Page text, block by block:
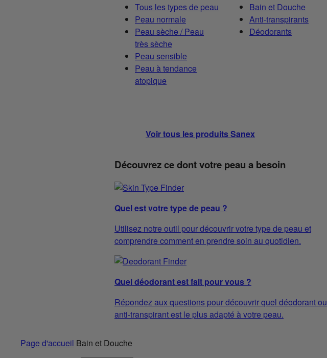
Tous les types de peau
Peau normale
Peau sèche / Peau
très sèche
Peau sensible
Peau à tendance
atopique
Bain et Douche
Anti-transpirants
Déodorants
Voir tous les produits Sanex
Découvrez ce dont votre peau a besoin
Quel est votre type de peau ?
Utilisez notre outil pour découvrir votre type de peau et
comprendre comment en prendre soin au quotidien.
Quel déodorant est fait pour vous ?
Répondez aux questions pour découvrir quel déodorant ou
anti-transpirant est le plus adapté à votre peau.
Page d'accueil Bain et Douche